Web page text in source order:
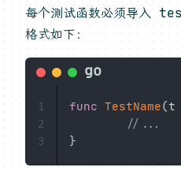
每个测试函数必须导入
格式如下：
func TestName(t
//...
}
1
2
3